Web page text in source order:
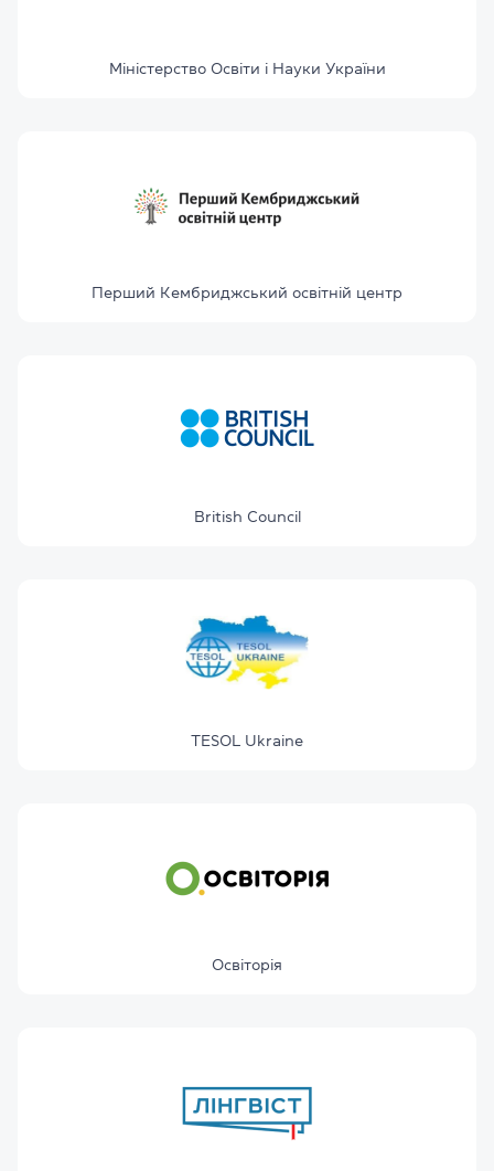
Міністерство Освіти і Науки України
Перший Кембриджський освітній центр
British Council
TESOL Ukraine
Освіторія